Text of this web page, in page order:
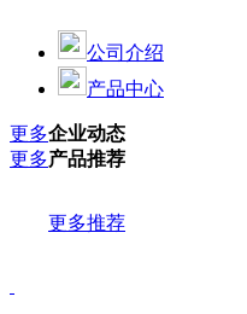
公司介绍
产品中心
更多企业动态
更多产品推荐
更多推荐